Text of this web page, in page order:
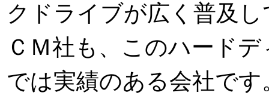
クドライブが広く普及
ＣＭ社も、このハード
では実績のある会社です